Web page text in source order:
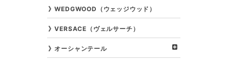
WEDGWOOD（ウェッジウッド）
VERSACE（ヴェルサーチ）
オーシャンテール